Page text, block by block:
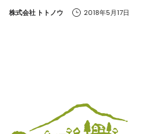
by
株式会社 トトノウ 2018年5月17日